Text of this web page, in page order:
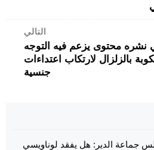
التالي
محتوى يزعم فيه التوجه
بالزلزال لارتكاب اعتداءات
جنسية